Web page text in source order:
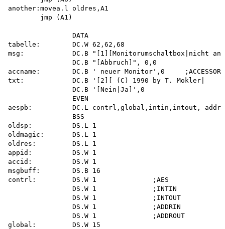
another:movea.l oldres,A1
        jmp (A1)
                DATA
tabelle:        DC.W 62,62,68
msg:            DC.B "[1][Monitorumschaltbox|nicht
                DC.B "[Abbruch]", 0,0
accname:        DC.B ' neuer Monitor',0
txt:            DC.B '[2][ (C) 1990 by T. Mokler|
                DC.B '[Nein|Ja]',0
                EVEN
aespb:          DC.L contrl,global,intin,intout,
                BSS
oldsp:          DS.L 1
oldmagic:       DS.L 1
oldres:         DS.L 1
appid:          DS.W 1
accid:          DS.W 1
msgbuff:        DS.B 16
contrl:         DS.W 1              ;AES
                DS.W 1              ;INTIN
                DS.W 1              ;INTOUT
                DS.W 1              ;ADDRIN
                DS.W 1              ;ADDROUT
global:         DS.W 15